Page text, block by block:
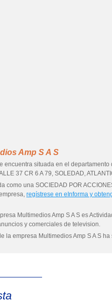
Amp S A S
encuentra situada en el departamento
37 CR 6 A 79, SOLEDAD,
como una SOCIEDAD POR
regístrese en eInforma y
Multimedios Amp S A S es
y comerciales de television.
la empresa Multimedios Amp S A S